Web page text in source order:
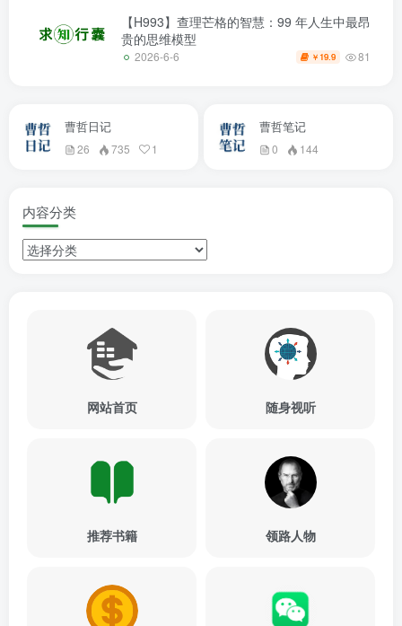
【H993】查理芒格的智慧：99 年人生中最昂
贵的思维模型
2026-6-6 ￥ 19.9 81
曹哲日记
26 735 1
曹哲笔记
0 144
内容分类
网站首页 随身视听
推荐书籍 领路人物